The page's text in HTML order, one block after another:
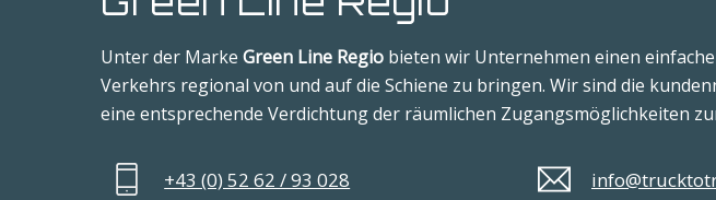
Unter der Marke Green Line Regio bieten wir Unternehmen einen
Verkehrs regional von und auf die Schiene zu bringen. Wir sind die
eine entsprechende Verdichtung der räumlichen Zugangsmöglichkeiten
+43 (0) 52 62 / 93 028